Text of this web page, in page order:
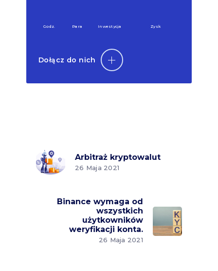
Godz. Para Inwestycja Zysk
Dołącz do nich
Arbitraż kryptowalut
26 Maja 2021
Binance wymaga od
wszystkich
użytkowników
weryfikacji konta.
26 Maja 2021